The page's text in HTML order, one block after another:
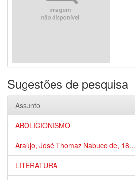
Sugestões de pesquisa
Assunto
ABOLICIONISMO
Araújo, José Thomaz Nabuco de, 18...
LITERATURA